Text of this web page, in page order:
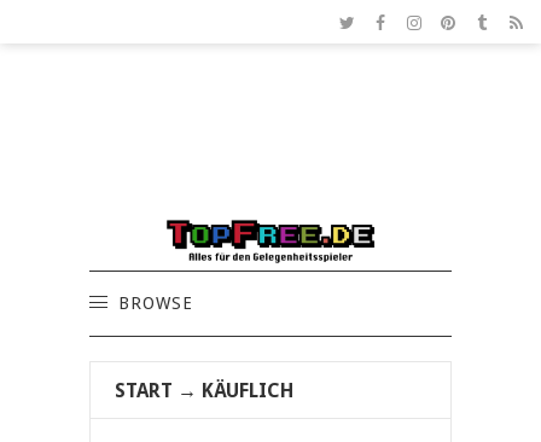
BROWSE
START → KÄUFLICH